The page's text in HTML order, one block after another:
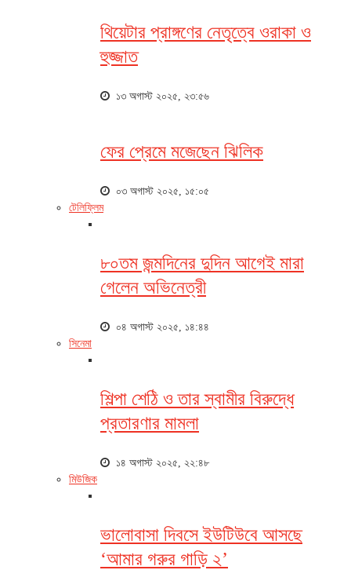
থিয়েটার প্রাঙ্গণের নেতৃত্বে ওরাকা ও
হুজ্জাত
১৩ অগাস্ট ২০২৫, ২৩:৫৬
ফের প্রেমে মজেছেন ঝিলিক
০৩ অগাস্ট ২০২৫, ১৫:০৫
টেলিফ্লিম
৮০তম জন্মদিনের দুদিন আগেই মারা
গেলেন অভিনেত্রী
০৪ অগাস্ট ২০২৫, ১৪:৪৪
সিনেমা
শিল্পা শেঠি ও তার স্বামীর বিরুদ্ধে
প্রতারণার মামলা
১৪ অগাস্ট ২০২৫, ২২:৪৮
মিউজিক
ভালোবাসা দিবসে ইউটিউবে আসছে
‘আমার গরুর গাড়ি ২’